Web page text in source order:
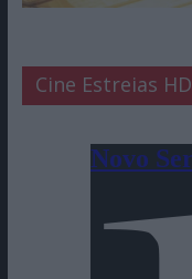
Cine Estreias HD